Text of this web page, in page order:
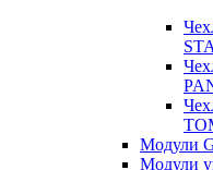
Модули
Модули